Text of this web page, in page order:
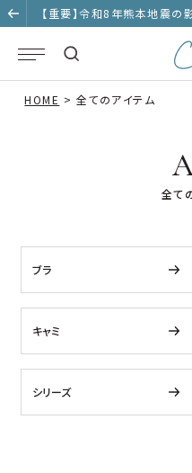
【重要】令和8年熊本地震
HOME 全てのアイテム
全て
ブラ
キャミ
シリーズ